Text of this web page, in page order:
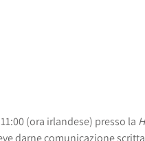
(ora irlandese) presso la
darne comunicazione